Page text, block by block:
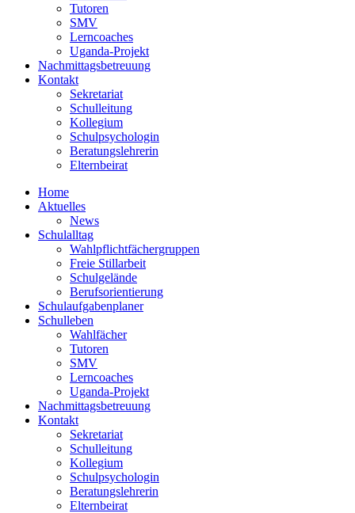
Tutoren
SMV
Lerncoaches
Uganda-Projekt
Nachmittagsbetreuung
Kontakt
Sekretariat
Schulleitung
Kollegium
Schulpsychologin
Beratungslehrerin
Elternbeirat
Home
Aktuelles
News
Schulalltag
Wahlpflichtfächergruppen
Freie Stillarbeit
Schulgelände
Berufsorientierung
Schulaufgabenplaner
Schulleben
Wahlfächer
Tutoren
SMV
Lerncoaches
Uganda-Projekt
Nachmittagsbetreuung
Kontakt
Sekretariat
Schulleitung
Kollegium
Schulpsychologin
Beratungslehrerin
Elternbeirat